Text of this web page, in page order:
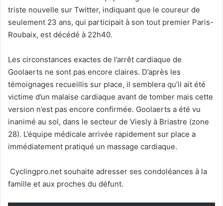
triste nouvelle sur Twitter, indiquant que le coureur de
seulement 23 ans, qui participait à son tout premier Paris-
Roubaix, est décédé à 22h40.
Les circonstances exactes de l’arrêt cardiaque de
Goolaerts ne sont pas encore claires. D’après les
témoignages recueillis sur place, il semblera qu’il ait été
victime d’un malaise cardiaque avant de tomber mais cette
version n’est pas encore confirmée. Goolaerts a été vu
inanimé au sol, dans le secteur de Viesly à Briastre (zone
28). L’équipe médicale arrivée rapidement sur place a
immédiatement pratiqué un massage cardiaque.
Cyclingpro.net souhaite adresser ses condoléances à la
famille et aux proches du défunt.